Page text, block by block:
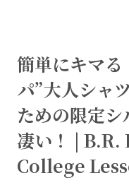
簡単にキマる
パ”大人シャ
ための限定
凄い！ |
College